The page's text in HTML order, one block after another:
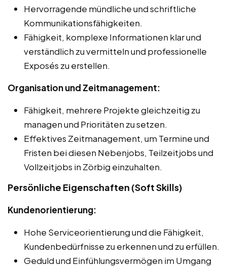
Hervorragende mündliche und schriftliche
Kommunikationsfähigkeiten.
Fähigkeit, komplexe Informationen klar und
verständlich zu vermitteln und professionelle
Exposés zu erstellen.
Organisation und Zeitmanagement:
Fähigkeit, mehrere Projekte gleichzeitig zu
managen und Prioritäten zu setzen.
Effektives Zeitmanagement, um Termine und
Fristen bei diesen Nebenjobs, Teilzeitjobs und
Vollzeitjobs in Zörbig einzuhalten.
Persönliche Eigenschaften (Soft Skills)
Kundenorientierung:
Hohe Serviceorientierung und die Fähigkeit,
Kundenbedürfnisse zu erkennen und zu erfüllen.
Geduld und Einfühlungsvermögen im Umgang